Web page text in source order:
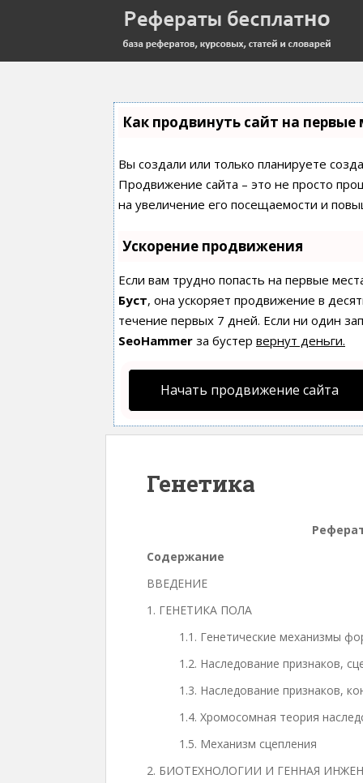
Как продвинуть сайт на первые
Вы создали или только планируете
Продвижение сайта – это не просто
на увеличение его посещаемости и
Ускорение продвижения
Если вам трудно попасть на первые
Буст, она ускоряет продвижение в
течение первых 7 дней. Если ни один
SeoHammer за бустер вернут деньги.
Начать продвижение сайта
Генетика
Содержание
ВВЕДЕНИЕ
1. ГЕНЕТИКА ПОЛА
1.1. Генетические механизмы
1.2. Наследование признаков,
1.3. Наследование признаков,
1.4. Хромосомная теория
1.5. Механизм сцепления
2. БИОТЕХНОЛОГИИ И ГЕННАЯ